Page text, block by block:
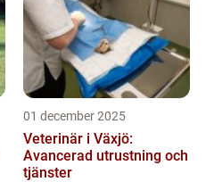
01 december 2025
Veterinär i Växjö:
Avancerad utrustning och
tjänster